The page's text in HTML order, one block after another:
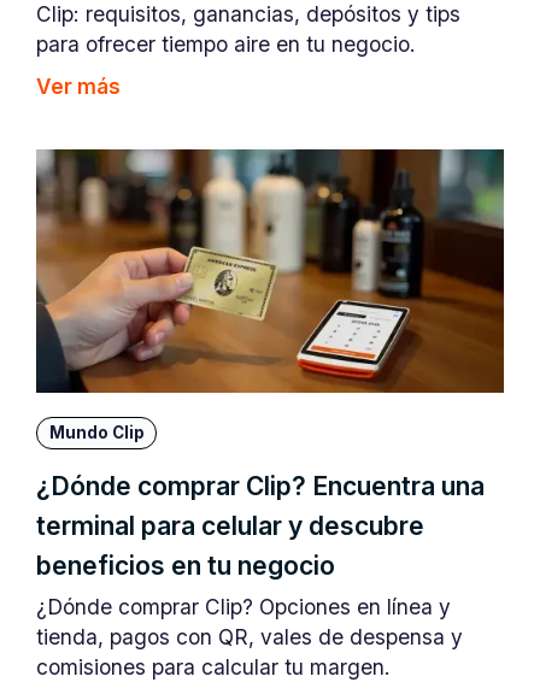
Clip: requisitos, ganancias, depósitos y tips
para ofrecer tiempo aire en tu negocio.
Ver más
Mundo Clip
¿Dónde comprar Clip? Encuentra una
terminal para celular y descubre
beneficios en tu negocio
¿Dónde comprar Clip? Opciones en línea y
tienda, pagos con QR, vales de despensa y
comisiones para calcular tu margen.